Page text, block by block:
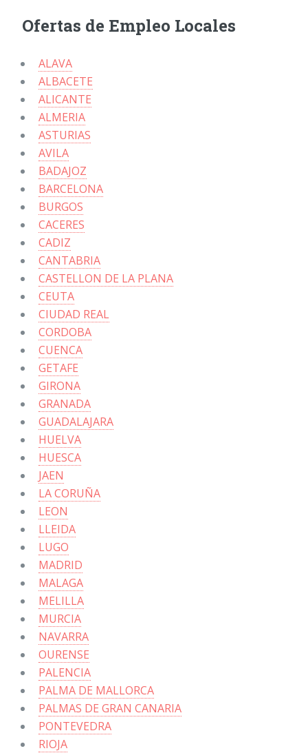
Ofertas de Empleo Locales
ALAVA
ALBACETE
ALICANTE
ALMERIA
ASTURIAS
AVILA
BADAJOZ
BARCELONA
BURGOS
CACERES
CADIZ
CANTABRIA
CASTELLON DE LA PLANA
CEUTA
CIUDAD REAL
CORDOBA
CUENCA
GETAFE
GIRONA
GRANADA
GUADALAJARA
HUELVA
HUESCA
JAEN
LA CORUÑA
LEON
LLEIDA
LUGO
MADRID
MALAGA
MELILLA
MURCIA
NAVARRA
OURENSE
PALENCIA
PALMA DE MALLORCA
PALMAS DE GRAN CANARIA
PONTEVEDRA
RIOJA